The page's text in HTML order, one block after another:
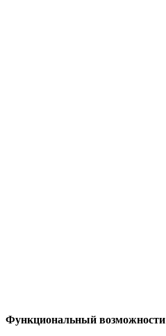
Функциональный возможности